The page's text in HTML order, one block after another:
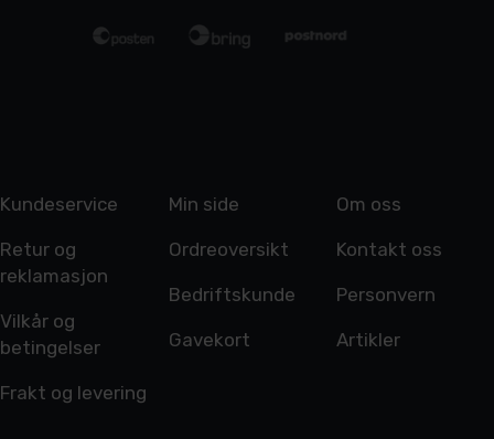
Kundeservice
Retur og
reklamasjon
Vilkår og
betingelser
Frakt og levering
Min side
Ordreoversikt
Bedriftskunde
Gavekort
Om oss
Kontakt oss
Personvern
Artikler